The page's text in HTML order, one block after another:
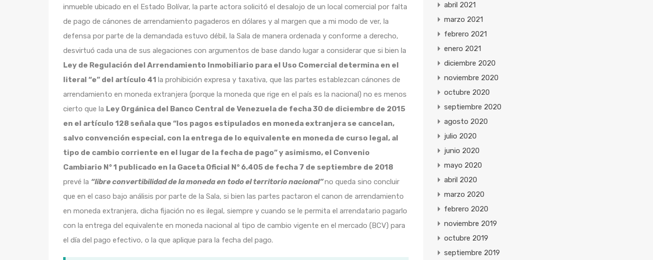
inmueble ubicado en el Estado Bolívar, la parte actora solicitó el desalojo de un local comercial por falta
de pago de cánones de arrendamiento pagaderos en dólares y al margen que a mi modo de ver, la
defensa por parte de la demandada estuvo débil, la Sala de manera ordenada y conforme a derecho,
desvirtuó cada una de sus alegaciones con argumentos de base dando lugar a considerar que si bien la
Ley de Regulación del Arrendamiento Inmobiliario para el Uso Comercial determina en el
literal “e” del artículo 41 la prohibición expresa y taxativa, que las partes establezcan cánones de
arrendamiento en moneda extranjera (porque la moneda que rige en el país es la nacional) no es menos
cierto que la Ley Orgánica del Banco Central de Venezuela de fecha 30 de diciembre de 2015
en el artículo 128 señala que “los pagos estipulados en moneda extranjera se cancelan,
salvo convención especial, con la entrega de lo equivalente en moneda de curso legal, al
tipo de cambio corriente en el lugar de la fecha de pago” y asimismo, el Convenio
Cambiario N° 1 publicado en la Gaceta Oficial N° 6.405 de fecha 7 de septiembre de 2018
prevé la “libre convertibilidad de la moneda en todo el territorio nacional”no queda sino concluir
que en el caso bajo análisis por parte de la Sala, si bien las partes pactaron el canon de arrendamiento
en moneda extranjera, dicha fijación no es ilegal, siempre y cuando se le permita el arrendatario pagarlo
con la entrega del equivalente en moneda nacional al tipo de cambio vigente en el mercado (BCV) para
el día del pago efectivo, o la que aplique para la fecha del pago.
abril 2021
marzo 2021
febrero 2021
enero 2021
diciembre 2020
noviembre 2020
octubre 2020
septiembre 2020
agosto 2020
julio 2020
junio 2020
mayo 2020
abril 2020
marzo 2020
febrero 2020
noviembre 2019
octubre 2019
septiembre 2019